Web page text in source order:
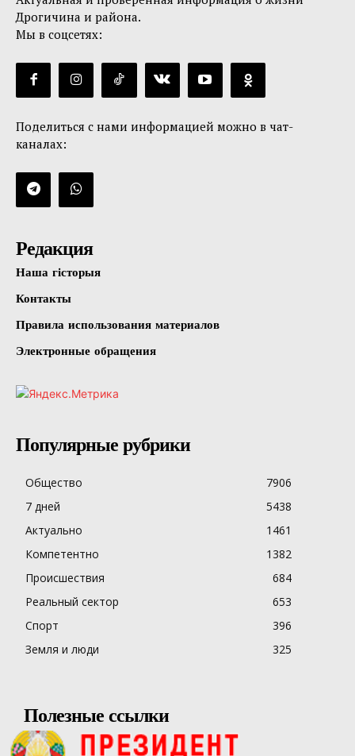
Дрогичина и района.
Мы в соцсетях:
Поделиться с нами информацией можно в чат-
каналах:
Редакция
Наша гісторыя
Контакты
Правила использования материалов
Электронные обращения
Популярные рубрики
Общество
7906
7 дней
5438
Актуально
1461
Компетентно
1382
Происшествия
684
Реальный сектор
653
Спорт
396
Земля и люди
325
Полезные ссылки